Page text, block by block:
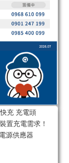
充 充電頭
置充電需求！
源供應器